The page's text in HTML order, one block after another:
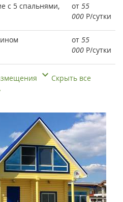
с 5 спальнями,
от 55
000 Р/сутки
от 55
000 Р/сутки
Скрыть все